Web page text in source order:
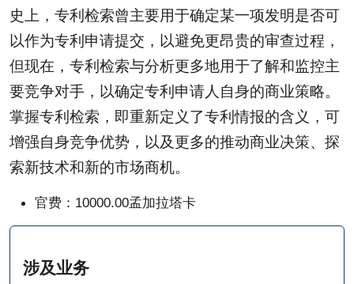
史上，专利检索曾主要用于确定某一项发明是否可
以作为专利申请提交，以避免更昂贵的审查过程，
但现在，专利检索与分析更多地用于了解和监控主
要竞争对手，以确定专利申请人自身的商业策略。
掌握专利检索，即重新定义了专利情报的含义，可
增强自身竞争优势，以及更多的推动商业决策、探
索新技术和新的市场商机。
官费：10000.00孟加拉塔卡
涉及业务